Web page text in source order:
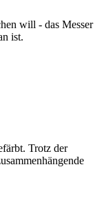
will - das Messer
ist.
Trotz der